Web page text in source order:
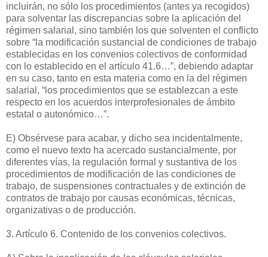
incluirán, no sólo los procedimientos (antes ya recogidos)
para solventar las discrepancias sobre la aplicación del
régimen salarial, sino también los que solventen el conflicto
sobre “la modificación sustancial de condiciones de trabajo
establecidas en los convenios colectivos de conformidad
con lo establecido en el artículo 41.6…”, debiendo adaptar
en su caso, tanto en esta materia como en la del régimen
salarial, “los procedimientos que se establezcan a este
respecto en los acuerdos interprofesionales de ámbito
estatal o autonómico…”.
E) Obsérvese para acabar, y dicho sea incidentalmente,
como el nuevo texto ha acercado sustancialmente, por
diferentes vías, la regulación formal y sustantiva de los
procedimientos de modificación de las condiciones de
trabajo, de suspensiones contractuales y de extinción de
contratos de trabajo por causas económicas, técnicas,
organizativas o de producción.
3. Artículo 6. Contenido de los convenios colectivos.